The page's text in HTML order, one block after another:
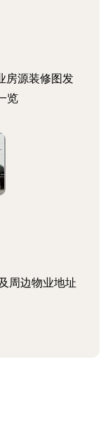
房源装修图发
览
周边物业地址